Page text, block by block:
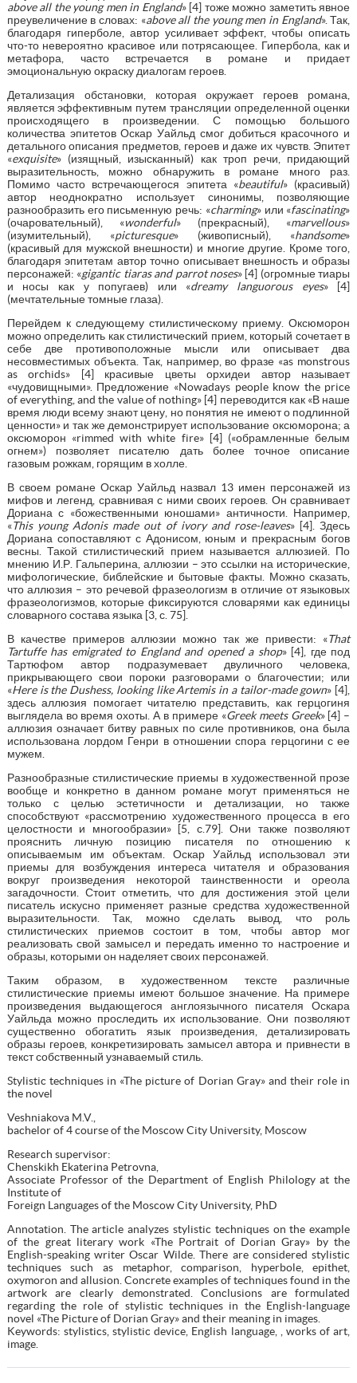
above all the young men in England» [4] тоже можно заметить явное
преувеличение в словах: «above all the young men in England». Так,
благодаря гиперболе, автор усиливает эффект, чтобы описать
что-то невероятно красивое или потрясающее. Гипербола, как и
метафора, часто встречается в романе и придает
эмоциональную окраску диалогам героев.
Детализация обстановки, которая окружает героев романа,
является эффективным путем трансляции определенной оценки
происходящего в произведении. С помощью большого
количества эпитетов Оскар Уайльд смог добиться красочного и
детального описания предметов, героев и даже их чувств. Эпитет
«exquisite» (изящный, изысканный) как троп речи, придающий
выразительность, можно обнаружить в романе много раз.
Помимо часто встречающегося эпитета «beautiful» (красивый)
автор неоднократно использует синонимы, позволяющие
разнообразить его письменную речь: «charming» или «fascinating»
(очаровательный), «wonderful» (прекрасный), «marvellous»
(изумительный), «picturesque» (живописный), «handsome»
(красивый для мужской внешности) и многие другие. Кроме того,
благодаря эпитетам автор точно описывает внешность и образы
персонажей: «gigantic tiaras and parrot noses» [4] (огромные тиары
и носы как у попугаев) или «dreamy languorous eyes» [4]
(мечтательные томные глаза).
Перейдем к следующему стилистическому приему. Оксюморон
можно определить как стилистический прием, который сочетает в
себе две противоположные мысли или описывает два
несовместимых объекта. Так, например, во фразе «as monstrous
as orchids» [4] красивые цветы орхидеи автор называет
«чудовищными». Предложение «Nowadays people know the price
of everything, and the value of nothing» [4] переводится как «В наше
время люди всему знают цену, но понятия не имеют о подлинной
ценности» и так же демонстрирует использование оксюморона; а
оксюморон «rimmed with white fire» [4] («обрамленные белым
огнем») позволяет писателю дать более точное описание
газовым рожкам, горящим в холле.
В своем романе Оскар Уайльд назвал 13 имен персонажей из
мифов и легенд, сравнивая с ними своих героев. Он сравнивает
Дориана с «божественными юношами» античности. Например,
«This young Adonis made out of ivory and rose-leaves» [4]. Здесь
Дориана сопоставляют с Адонисом, юным и прекрасным богов
весны. Такой стилистический прием называется аллюзией. По
мнению И.Р. Гальперина, аллюзии – это ссылки на исторические,
мифологические, библейские и бытовые факты. Можно сказать,
что аллюзия – это речевой фразеологизм в отличие от языковых
фразеологизмов, которые фиксируются словарями как единицы
словарного состава языка [3, с. 75].
В качестве примеров аллюзии можно так же привести: «That
Tartuffe has emigrated to England and opened a shop» [4], где под
Тартюфом автор подразумевает двуличного человека,
прикрывающего свои пороки разговорами о благочестии; или
«Here is the Dushess, looking like Artemis in a tailor-made gown» [4],
здесь аллюзия помогает читателю представить, как герцогиня
выглядела во время охоты. А в примере «Greek meets Greek» [4] –
аллюзия означает битву равных по силе противников, она была
использована лордом Генри в отношении спора герцогини с ее
мужем.
Разнообразные стилистические приемы в художественной прозе
вообще и конкретно в данном романе могут применяться не
только с целью эстетичности и детализации, но также
способствуют «рассмотрению художественного процесса в его
целостности и многообразии» [5, с.79]. Они также позволяют
прояснить личную позицию писателя по отношению к
описываемым им объектам. Оскар Уайльд использовал эти
приемы для возбуждения интереса читателя и образования
вокруг произведения некоторой таинственности и ореола
загадочности. Стоит отметить, что для достижения этой цели
писатель искусно применяет разные средства художественной
выразительности. Так, можно сделать вывод, что роль
стилистических приемов состоит в том, чтобы автор мог
реализовать свой замысел и передать именно то настроение и
образы, которыми он наделяет своих персонажей.
Таким образом, в художественном тексте различные
стилистические приемы имеют большое значение. На примере
произведения выдающегося англоязычного писателя Оскара
Уайльда можно проследить их использование. Они позволяют
существенно обогатить язык произведения, детализировать
образы героев, конкретизировать замысел автора и привнести в
текст собственный узнаваемый стиль.
Stylistic techniques in «The picture of Dorian Gray» and their role in
the novel
Veshniakova M.V.,
bachelor of 4 course of the Moscow City University, Moscow
Research supervisor:
Chenskikh Ekaterina Petrovna,
Associate Professor of the Department of English Philology at the
Institute of
Foreign Languages of the Moscow City University, PhD
Annotation. The article analyzes stylistic techniques on the example
of the great literary work «The Portrait of Dorian Gray» by the
English-speaking writer Oscar Wilde. There are considered stylistic
techniques such as metaphor, comparison, hyperbole, epithet,
oxymoron and allusion. Concrete examples of techniques found in the
artwork are clearly demonstrated. Conclusions are formulated
regarding the role of stylistic techniques in the English-language
novel «The Picture of Dorian Gray» and their meaning in images.
Keywords: stylistics, stylistic device, English language, , works of art,
image.